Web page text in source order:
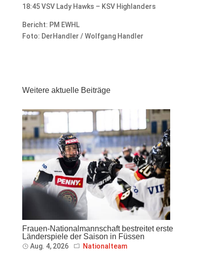
18:45 VSV Lady Hawks – KSV Highlanders
Bericht: PM EWHL
Foto: DerHandler / Wolfgang Handler
Weitere aktuelle Beiträge
Frauen-Nationalmannschaft bestreitet erste
Länderspiele der Saison in Füssen
Aug. 4, 2026 Nationalteam